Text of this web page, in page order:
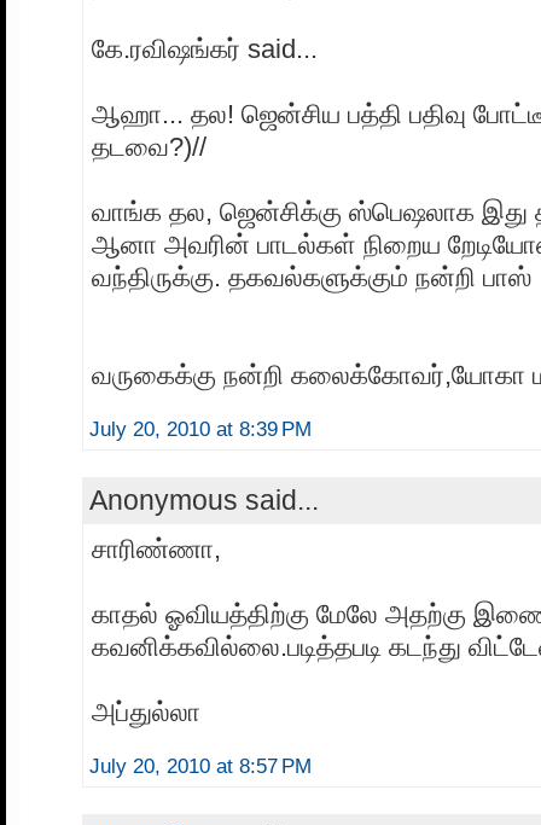
கே.ரவிஷங்கர் said...
ஆஹா... தல! ஜென்சிய பத்தி பதிவு
தடவை?)//
வாங்க தல, ஜென்சிக்கு ஸ்பெஷலாக இது
ஆனா அவரின் பாடல்கள் நிறைய
வந்திருக்கு. தகவல்களுக்கும் நன்றி பாஸ்
வருகைக்கு நன்றி கலைக்கோவர்,யோகா
July 20, 2010 at 8:39 PM
Anonymous said...
சாரிண்ணா,
காதல் ஓவியத்திற்கு மேலே அதற்கு
கவனிக்கவில்லை.படித்தபடி கடந்து
அப்துல்லா
July 20, 2010 at 8:57 PM